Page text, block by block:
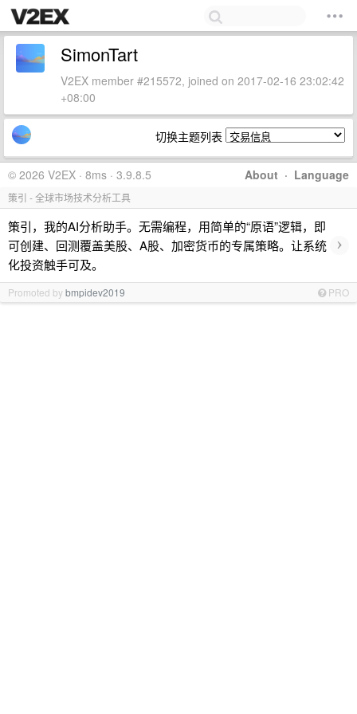
SimonTart
V2EX member #215572, joined on 2017-02-16 23:02:42
+08:00
切换主题列表
About · Language
© 2026 V2EX · 8ms · 3.9.8.5
策引 - 全球市场技术分析工具
策引，我的AI分析助手。无需编程，用简单的“原语”逻辑，即
可创建、回测覆盖美股、A股、加密货币的专属策略。让系统
化投资触手可及。
›
Promoted bybmpidev2019 PRO